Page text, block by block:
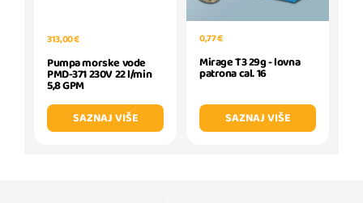
313,00 €
Pumpa morske vode
PMD-371 230V 22 l/min
5,8 GPM
SAZNAJ VIŠE
0,77 €
Mirage T3 29g - lovna
patrona cal. 16
SAZNAJ VIŠE